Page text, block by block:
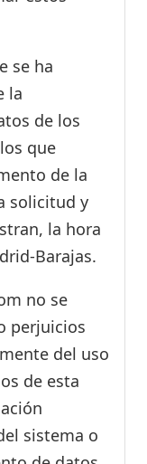
se ha
la
de los
que
de la
solicitud y
la hora
Barajas.
no se
perjuicios
del uso
de esta
sistema o